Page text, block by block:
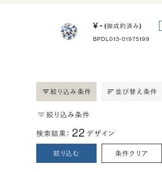
¥ - (御成約済み)
BPDL013-01975199
絞り込み条件 並び替え条件
絞り込み条件
検索結果： 22 デザイン
絞り込む 条件クリア